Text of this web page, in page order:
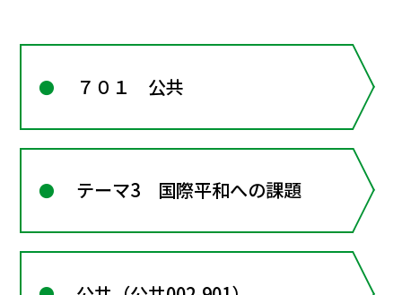
７０１ 公共
テーマ3 国際平和への課題